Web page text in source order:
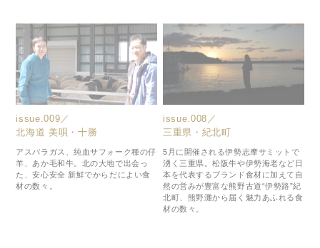
issue.009／
北海道 美唄・十勝
アスパラガス、純血サフォーク種の仔
羊、あか毛和牛。北の大地で出会っ
た、安心安全 新鮮でからだによい食
材の数々。
issue.008／
三重県・紀北町
5月に開催される伊勢志摩サミットで
湧く三重県。松阪牛や伊勢海老など日
本を代表するブランド食材に加えて自
然の営みが豊富な熊野古道“伊勢路”紀
北町、熊野灘から届く魅力あふれる食
材の数々。